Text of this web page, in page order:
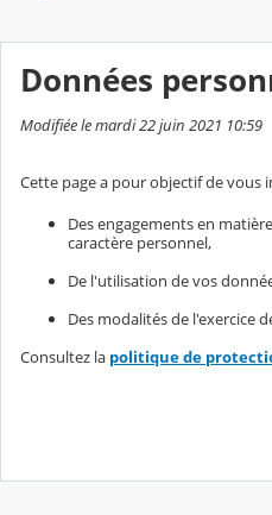
Données
Modifiée le mardi 22 juin 2021 10:59
Cette page a pour objectif de vous
Des engagements en
caractère personnel,
De l'utilisation de vos
Des modalités de l'exercice
Consultez la politique de